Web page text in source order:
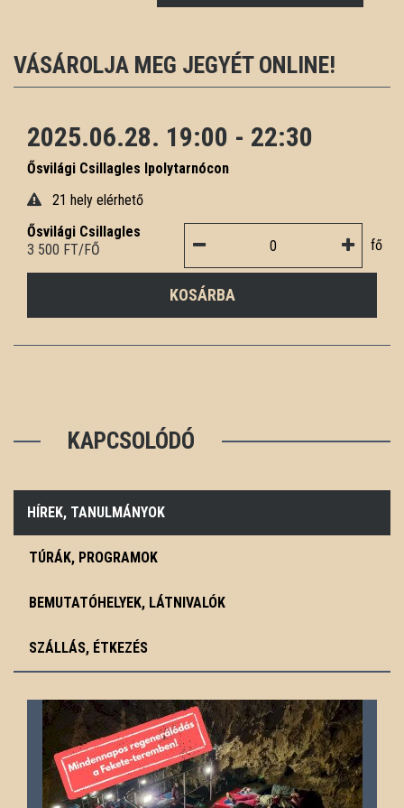
VÁSÁROLJA MEG JEGYÉT ONLINE!
2025.06.28. 19:00 - 22:30
Ősvilági Csillagles Ipolytarnócon
21 hely elérhető
Ősvilági Csillagles
3 500 FT/FŐ
fő
KOSÁRBA
KAPCSOLÓDÓ
HÍREK, TANULMÁNYOK
TÚRÁK, PROGRAMOK
BEMUTATÓHELYEK, LÁTNIVALÓK
SZÁLLÁS, ÉTKEZÉS